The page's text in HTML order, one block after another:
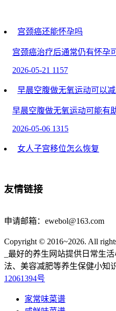
宫颈癌还能怀孕吗
宫颈癌治疗后通常仍有怀孕
2026-05-21 1157
早晨空腹做无氧运动可以
早晨空腹做无氧运动可能有
2026-05-06 1315
女人子宫移位怎么恢复
2026-04-26
湖北武汉市民苏一涵在硚
2026-04-23 1652
为什么健身要少吃碳水食
2026-04-20 1096
友情链接
申请邮箱：ewebol@163.com
Copyright © 2016~2026. All
_最好的养生网站提供日常生
法、美容减肥等养生保健小知
12061394号
家常味菜谱